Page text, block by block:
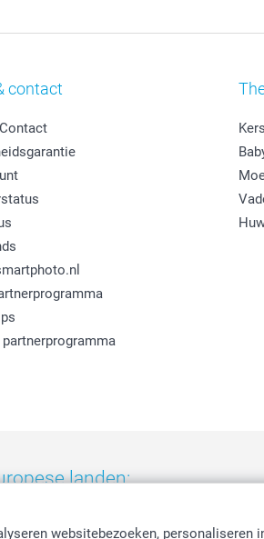
websitebezoeken, personaliseren
contact
landen: